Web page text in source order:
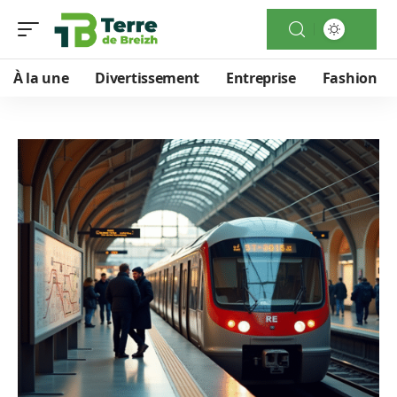
À la une Divertissement Entreprise Fashion